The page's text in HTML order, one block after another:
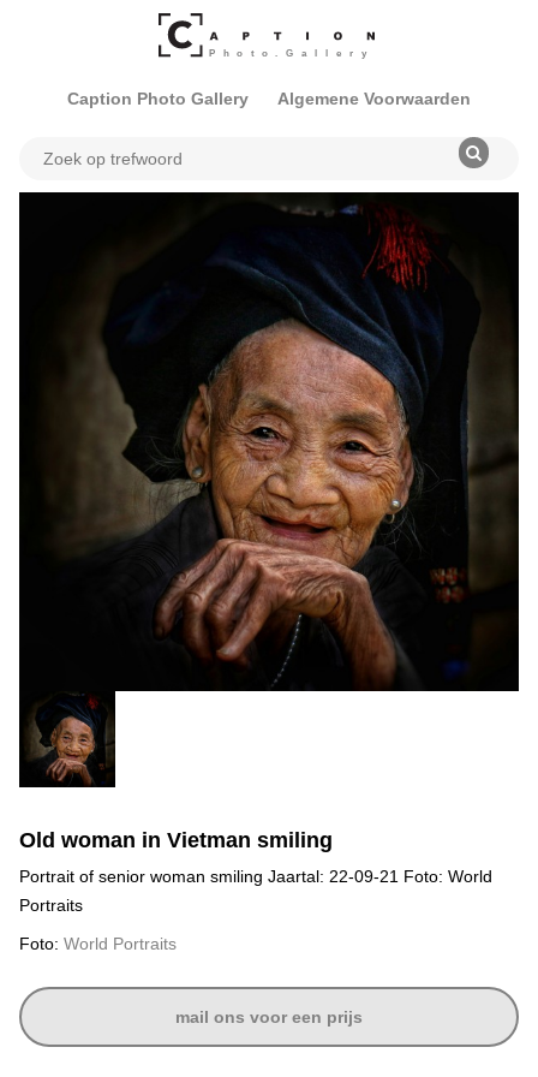
Caption Photo Gallery Algemene Voorwaarden
Old woman in Vietman smiling
Portrait of senior woman smiling Jaartal: 22-09-21 Foto: World
Portraits
Foto: World Portraits
mail ons voor een prijs